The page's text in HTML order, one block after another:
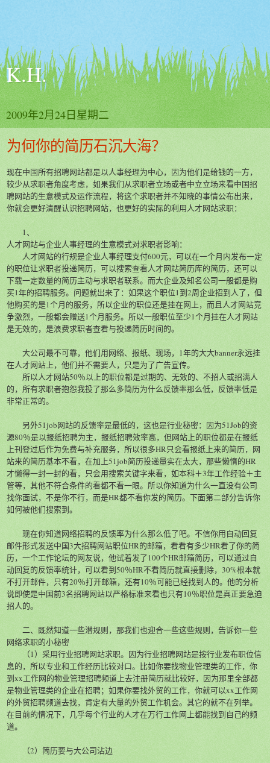
K.H.
2009年2月24日星期二
为何你的简历石沉大海？
现在中国所有招聘网站都是以人事经理为中心，因为他们是给钱的一方，
较少从求职者角度考虑，如果我们从求职者立场或者中立立场来看中国招
聘网站的生意模式及运作流程，将这个求职者并不知晓的事情公布出来，
你就会更好清醒认识招聘网站，也更好的实际的利用人才网站求职：
1、
人才网站与企业人事经理的生意模式对求职者影响：
人才网站的行规是企业人事经理支付600元，可以在一个月内发布一定
的职位让求职者投递简历，可以搜索查看人才网站简历库的简历，还可以
下载一定数量的简历主动与求职者联系。而大企业及知名公司一般都是购
买1年的招聘服务。问题就出来了：如果这个职位1到2周企业招到人了，但
他购买的是1个月的服务，所以企业的职位还是挂在网上，而且人才网站竞
争激烈，一般都会赠送1个月服务。所以一般职位至少1个月挂在人才网站
是无效的，是浪费求职者查看与投递简历时间的。
大公司最不可靠，他们用网络、报纸、现场，1年的大大banner永远挂
在人才网站上，他们并不需要人，只是为了广告宣传。
所以人才网站50％以上的职位都是过期的、无效的、不招人或招满人
的，所有求职者抱怨我投了那么多简历为什么反馈率那么低，反馈率低是
非常正常的。
另外51job网站的反馈率是最低的，这也是行业秘密：因为51Job的资
源80％是以报纸招聘为主，报纸招聘效率高，但网站上的职位都是在报纸
上刊登过后作为免费与补充服务，所以很多HR只会看报纸上来的简历，网
站来的简历基本不看，在加上51job简历投递量实在太大，那些懒惰的HR
才懒得一封一封的看，只会用搜索关键字来看，如本科＋3年工作经验＋主
管等，其他不符合条件的看都不看一眼。所以你知道为什么一直没有公司
找你面试，不是你不行，而是HR都不看你发的简历。下面第二部分告诉你
如何被他们搜索到。
现在你知道网络招聘的反馈率为什么那么低了吧。不信你用自动回复
邮件形式发送中国3大招聘网站职位HR的邮箱，看看有多少HR看了你的简
历，一个工作论坛的网友说，他试着发了100个HR邮箱简历，可以通过自
动回复的反馈率统计，可以看到50％HR不看简历就直接删除，30%根本就
不打开邮件，只有20％打开邮箱，还有10％可能已经找到人的。他的分析
说即使是中国前3名招聘网站以严格标准来看也只有10％职位是真正要急迫
招人的。
二、既然知道一些潜规则，那我们也迎合一些这些规则，告诉你一些
网络求职的小秘密
（1）采用行业招聘网站求职。因为行业招聘网站是按行业发布职位信
息的，所以专业和工作经历比较对口。比如你要找物业管理类的工作，你
到xx工作网的物业管理招聘频道上去注册简历就比较好，因为那里全部都
是物业管理类的企业在招聘；如果你要找外贸的工作，你就可以xx工作网
的外贸招聘频道去找，肯定有大量的外贸工作机会。其它的就不在列举。
在目前的情况下，几乎每个行业的人才在万行工作网上都能找到自己的频
道。
（2）简历要与大公司沾边